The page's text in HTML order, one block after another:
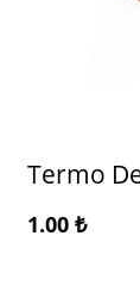
Termo
1.00 ₺